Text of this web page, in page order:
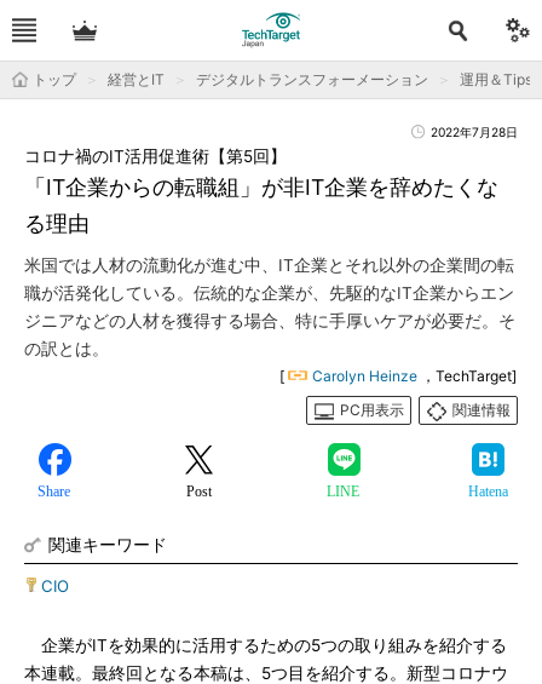
トップ 経営とIT デジタルトランスフォーメーション 運用＆Tips
2022年7月28日
「IT企業からの転職組」が非IT企業を辞めたくな
る理由
コロナ禍のIT活用促進術【第5回】
米国では人材の流動化が進む中、IT企業とそれ以外の企業間の転
職が活発化している。伝統的な企業が、先駆的なIT企業からエン
ジニアなどの人材を獲得する場合、特に手厚いケアが必要だ。そ
の訳とは。
[ Carolyn Heinze ，TechTarget]
PC用表示
関連情報
Share Post LINE Hatena
関連キーワード
CIO
企業がITを効果的に活用するための5つの取り組みを紹介する
本連載。最終回となる本稿は、5つ目を紹介する。新型コロナウ